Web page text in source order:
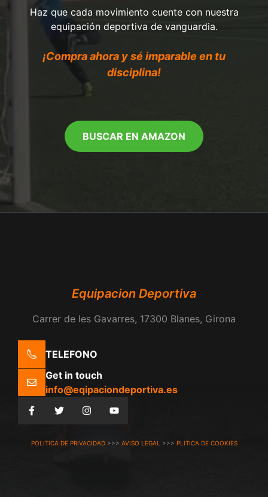
Haz que cada movimiento cuente con nuestra
equipación deportiva de vanguardia.
¡Compra ahora y sé imparable en tu
disciplina!
BUSCAR EN AMAZON
Equipacion Deportiva
Carrer de les Gavarres, 17300 Blanes, Girona
TELEFONO
Get in touch
info@eqipaciondeportiva.es
POLITICA DE PRIVACIDAD>>> AVISO LEGAL >>> PLITICA DE COOKIES